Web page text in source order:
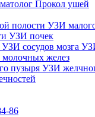
Прокол ушей
полости УЗИ малого
УЗИ почек
УЗИ сосудов мозга
желез
пузыря УЗИ
86